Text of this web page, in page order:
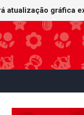
atualização gráfica